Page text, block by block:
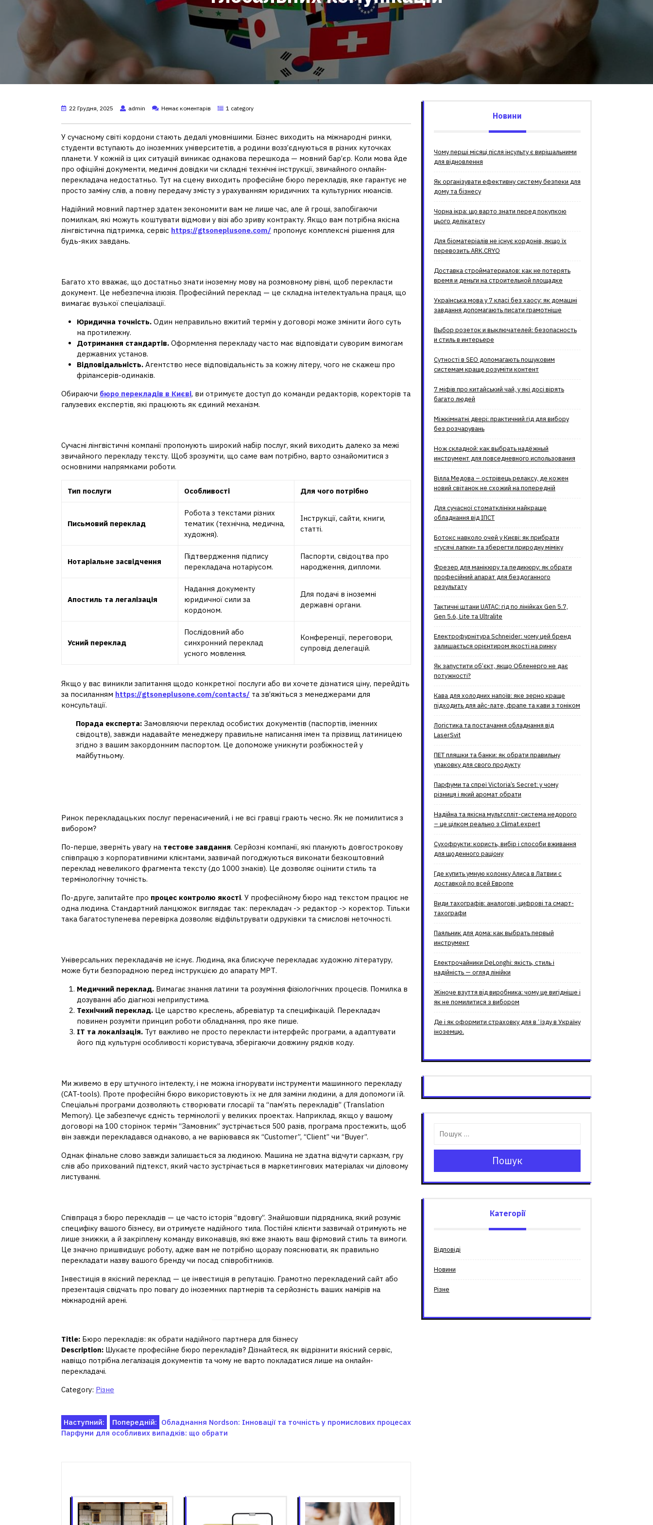
22 Грудня, 2025 admin Немає коментарів 1 category
У сучасному світі кордони стають дедалі умовнішими. Бізнес виходить на міжнародні ринки,
студенти вступають до іноземних університетів, а родини возз’єднуються в різних куточках
планети. У кожній із цих ситуацій виникає однакова перешкода — мовний бар’єр. Коли мова йде
про офіційні документи, медичні довідки чи складні технічні інструкції, звичайного онлайн-
перекладача недостатньо. Тут на сцену виходить професійне бюро перекладів, яке гарантує не
просто заміну слів, а повну передачу змісту з урахуванням юридичних та культурних нюансів.
Надійний мовний партнер здатен зекономити вам не лише час, але й гроші, запобігаючи
помилкам, які можуть коштувати відмови у візі або зриву контракту. Якщо вам потрібна якісна
лінгвістична підтримка, сервіс https://gtsoneplusone.com/ пропонує комплексні рішення для
будь-яких завдань.
Багато хто вважає, що достатньо знати іноземну мову на розмовному рівні, щоб перекласти
документ. Це небезпечна ілюзія. Професійний переклад — це складна інтелектуальна праця, що
вимагає вузької спеціалізації.
Юридична точність. Один неправильно вжитий термін у договорі може змінити його суть
на протилежну.
Дотримання стандартів. Оформлення перекладу часто має відповідати суворим вимогам
державних установ.
Відповідальність. Агентство несе відповідальність за кожну літеру, чого не скажеш про
фрілансерів-одинаків.
Обираючи бюро перекладів в Києві, ви отримуєте доступ до команди редакторів, коректорів та
галузевих експертів, які працюють як єдиний механізм.
Сучасні лінгвістичні компанії пропонують широкий набір послуг, який виходить далеко за межі
звичайного перекладу тексту. Щоб зрозуміти, що саме вам потрібно, варто ознайомитися з
основними напрямками роботи.
Тип послуги Особливості Для чого потрібно
Письмовий переклад
Робота з текстами різних
тематик (технічна, медична,
художня).
Інструкції, сайти, книги,
статті.
Нотаріальне засвідчення
Підтвердження підпису
перекладача нотаріусом.
Паспорти, свідоцтва про
народження, дипломи.
Апостиль та легалізація
Надання документу
юридичної сили за
кордоном.
Для подачі в іноземні
державні органи.
Усний переклад
Послідовний або
синхронний переклад
усного мовлення.
Конференції, переговори,
супровід делегацій.
Якщо у вас виникли запитання щодо конкретної послуги або ви хочете дізнатися ціну, перейдіть
за посиланням https://gtsoneplusone.com/contacts/ та зв’яжіться з менеджерами для
консультації.
Порада експерта: Замовляючи переклад особистих документів (паспортів, іменних
свідоцтв), завжди надавайте менеджеру правильне написання імен та прізвищ латиницею
згідно з вашим закордонним паспортом. Це допоможе уникнути розбіжностей у
майбутньому.
Ринок перекладацьких послуг перенасичений, і не всі гравці грають чесно. Як не помилитися з
вибором?
По-перше, зверніть увагу на тестове завдання. Серйозні компанії, які планують довгострокову
співпрацю з корпоративними клієнтами, зазвичай погоджуються виконати безкоштовний
переклад невеликого фрагмента тексту (до 1000 знаків). Це дозволяє оцінити стиль та
термінологічну точність.
По-друге, запитайте про процес контролю якості. У професійному бюро над текстом працює не
одна людина. Стандартний ланцюжок виглядає так: перекладач -> редактор -> коректор. Тільки
така багатоступенева перевірка дозволяє відфільтрувати одруківки та смислові неточності.
Універсальних перекладачів не існує. Людина, яка блискуче перекладає художню літературу,
може бути безпорадною перед інструкцією до апарату МРТ.
Медичний переклад. Вимагає знання латини та розуміння фізіологічних процесів. Помилка в
дозуванні або діагнозі неприпустима.
Технічний переклад. Це царство креслень, абревіатур та специфікацій. Перекладач
повинен розуміти принцип роботи обладнання, про яке пише.
IT та локалізація. Тут важливо не просто перекласти інтерфейс програми, а адаптувати
його під культурні особливості користувача, зберігаючи довжину рядків коду.
Ми живемо в еру штучного інтелекту, і не можна ігнорувати інструменти машинного перекладу
(CAT-tools). Проте професійні бюро використовують їх не для заміни людини, а для допомоги їй.
Спеціальні програми дозволяють створювати глосарії та “пам’ять перекладів” (Translation
Memory). Це забезпечує єдність термінології у великих проектах. Наприклад, якщо у вашому
договорі на 100 сторінок термін “Замовник” зустрічається 500 разів, програма простежить, щоб
він завжди перекладався однаково, а не варіювався як “Customer”, “Client” чи “Buyer”.
Однак фінальне слово завжди залишається за людиною. Машина не здатна відчути сарказм, гру
слів або прихований підтекст, який часто зустрічається в маркетингових матеріалах чи діловому
листуванні.
Співпраця з бюро перекладів — це часто історія “вдовгу”. Знайшовши підрядника, який розуміє
специфіку вашого бізнесу, ви отримуєте надійного тила. Постійні клієнти зазвичай отримують не
лише знижки, а й закріплену команду виконавців, які вже знають ваш фірмовий стиль та вимоги.
Це значно пришвидшує роботу, адже вам не потрібно щоразу пояснювати, як правильно
перекладати назву вашого бренду чи посад співробітників.
Інвестиція в якісний переклад — це інвестиція в репутацію. Грамотно перекладений сайт або
презентація свідчать про повагу до іноземних партнерів та серйозність ваших намірів на
міжнародній арені.
Title: Бюро перекладів: як обрати надійного партнера для бізнесу
Description: Шукаєте професійне бюро перекладів? Дізнайтеся, як відрізнити якісний сервіс,
навіщо потрібна легалізація документів та чому не варто покладатися лише на онлайн-
перекладачі.
Category: Різне
НавігаціяПопередній: Обладнання Nordson: Інновації та точність у промислових процесах
Наступний:
Парфуми для особливих випадків: що обрати
Новини
Чому перші місяці після інсульту є вирішальними
для відновлення
Як організувати ефективну систему безпеки для
дому та бізнесу
Чорна ікра: що варто знати перед покупкою
цього делікатесу
Для біоматеріалів не існує кордонів, якщо їх
перевозить ARK.CRYO
Доставка стройматериалов: как не потерять
время и деньги на строительной площадке
Українська мова у 7 класі без хаосу: як домашні
завдання допомагають писати грамотніше
Выбор розеток и выключателей: безопасность
и стиль в интерьере
Сутності в SEO допомагають пошуковим
системам краще розуміти контент
7 міфів про китайський чай, у які досі вірять
багато людей
Міжкімнатні двері: практичний гід для вибору
без розчарувань
Нож складной: как выбрать надёжный
инструмент для повседневного использования
Вілла Медова – острівець релаксу, де кожен
новий світанок не схожий на попередній
Для сучасної стоматклініки найкраще
обладнання від ІПСТ
Ботокс навколо очей у Києві: як прибрати
«гусячі лапки» та зберегти природну міміку
Фрезер для манікюру та педикюру: як обрати
професійний апарат для бездоганного
результату
Тактичні штани UATAC: гід по лінійках Gen 5.7,
Gen 5.6, Lite та Ultralite
Електрофурнітура Schneider: чому цей бренд
залишається орієнтиром якості на ринку
Як запустити об’єкт, якщо Обленерго не дає
потужності?
Кава для холодних напоїв: яке зерно краще
підходить для айс-лате, фрапе та кави з тоніком
Логістика та постачання обладнання від
LaserSvit
ПЕТ пляшки та банки: як обрати правильну
упаковку для свого продукту
Парфуми та спреї Victoria’s Secret: у чому
різниця і який аромат обрати
Надійна та якісна мультспліт-система недорого
– це цілком реально з Climat.еxpert
Сухофрукти: користь, вибір і способи вживання
для щоденного раціону
Где купить умную колонку Алиса в Латвии с
доставкой по всей Европе
Види тахографів: аналогові, цифрові та смарт-
тахографи
Паяльник для дома: как выбрать первый
инструмент
Електрочайники DeLonghi: якість, стиль і
надійність — огляд лінійки
Жіноче взуття від виробника: чому це вигідніше і
як не помилитися з вибором
Де і як оформити страховку для вʼїзду в Україну
іноземцю.
Пошук
Категорії
Відповіді
Новини
Різне